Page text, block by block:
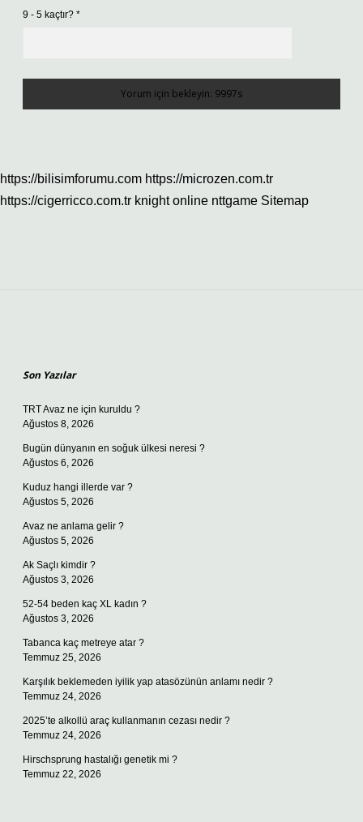
9 - 5 kaçtır? *
https://bilisimforumu.com https://microzen.com.tr
https://cigerricco.com.tr knight online nttgame Sitemap
Son Yazılar
TRT Avaz ne için kuruldu ?
Ağustos 8, 2026
Bugün dünyanın en soğuk ülkesi neresi ?
Ağustos 6, 2026
Kuduz hangi illerde var ?
Ağustos 5, 2026
Avaz ne anlama gelir ?
Ağustos 5, 2026
Ak Saçlı kimdir ?
Ağustos 3, 2026
52-54 beden kaç XL kadın ?
Ağustos 3, 2026
Tabanca kaç metreye atar ?
Temmuz 25, 2026
Karşılık beklemeden iyilik yap atasözünün anlamı nedir ?
Temmuz 24, 2026
2025’te alkollü araç kullanmanın cezası nedir ?
Temmuz 24, 2026
Hirschsprung hastalığı genetik mi ?
Temmuz 22, 2026